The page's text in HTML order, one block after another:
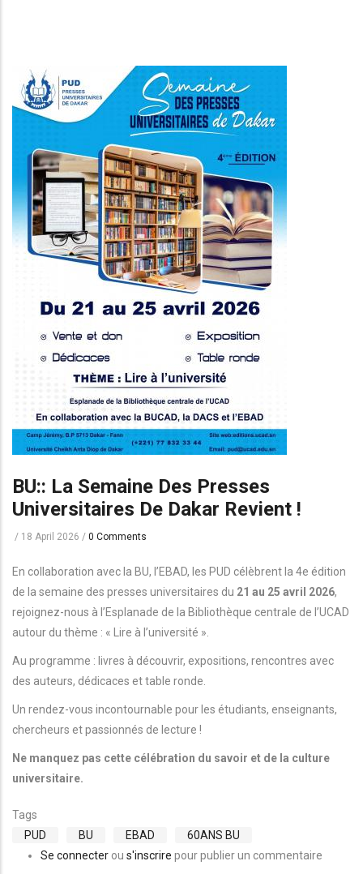
BU:: La Semaine Des Presses
Universitaires De Dakar Revient !
/ 18 April 2026 / 0 Comments
En collaboration avec la BU, l’EBAD, les PUD célèbrent la 4e édition
de la semaine des presses universitaires du 21 au 25 avril 2026,
rejoignez-nous à l’Esplanade de la Bibliothèque centrale de l’UCAD
autour du thème : « Lire à l’université ».
Au programme : livres à découvrir, expositions, rencontres avec
des auteurs, dédicaces et table ronde.
Un rendez-vous incontournable pour les étudiants, enseignants,
chercheurs et passionnés de lecture !
Ne manquez pas cette célébration du savoir et de la culture
universitaire.
Tags
PUD
BU EBAD
60ANS BU
Se connecter ou s'inscrire pour publier un commentaire